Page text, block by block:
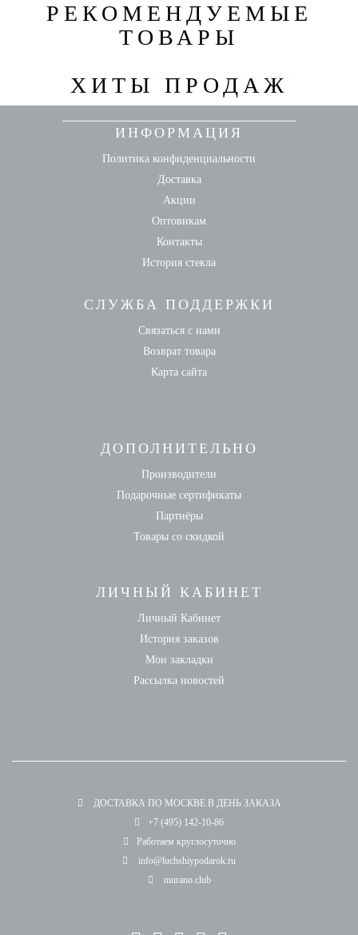
РЕКОМЕНДУЕМЫЕ
ТОВАРЫ
ХИТЫ ПРОДАЖ
ИНФОРМАЦИЯ
Политика конфиденциальности
Доставка
Акции
Оптовикам
Контакты
История стекла
СЛУЖБА ПОДДЕРЖКИ
Связаться с нами
Возврат товара
Карта сайта
ДОПОЛНИТЕЛЬНО
Производители
Подарочные сертификаты
Партнёры
Товары со скидкой
ЛИЧНЫЙ КАБИНЕТ
Личный Кабинет
История заказов
Мои закладки
Рассылка новостей
ДОСТАВКА ПО МОСКВЕ В ДЕНЬ ЗАКАЗА
+7 (495) 142-10-86
Работаем круглосуточно
info@luchshiypodarok.ru
murano.club